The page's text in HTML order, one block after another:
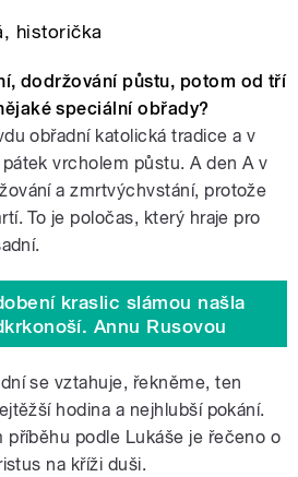
historička
dodržování půstu, potom od tří
speciální obřady?
obřadní katolická tradice a v
vrcholem půstu. A den A v
a zmrtvýchvstání, protože
To je poločas, který hraje pro
kraslic slámou našla
Annu Rusovou
se vztahuje, řekněme, ten
hodina a nejhlubší pokání.
příběhu podle Lukáše je řečeno o
na kříži duši.